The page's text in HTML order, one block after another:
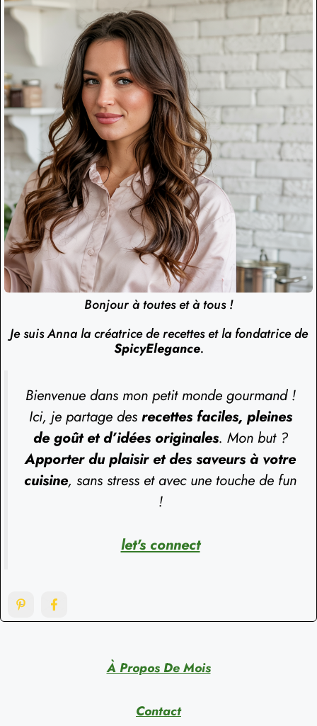
Bonjour à toutes et à tous !
Je suis Anna la créatrice de recettes et la fondatrice de
SpicyElegance.
Bienvenue dans mon petit monde gourmand !
Ici, je partage des recettes faciles, pleines
de goût et d’idées originales. Mon but ?
Apporter du plaisir et des saveurs à votre
cuisine, sans stress et avec une touche de fun
!
let's connect
À Propos De Mois
Contact